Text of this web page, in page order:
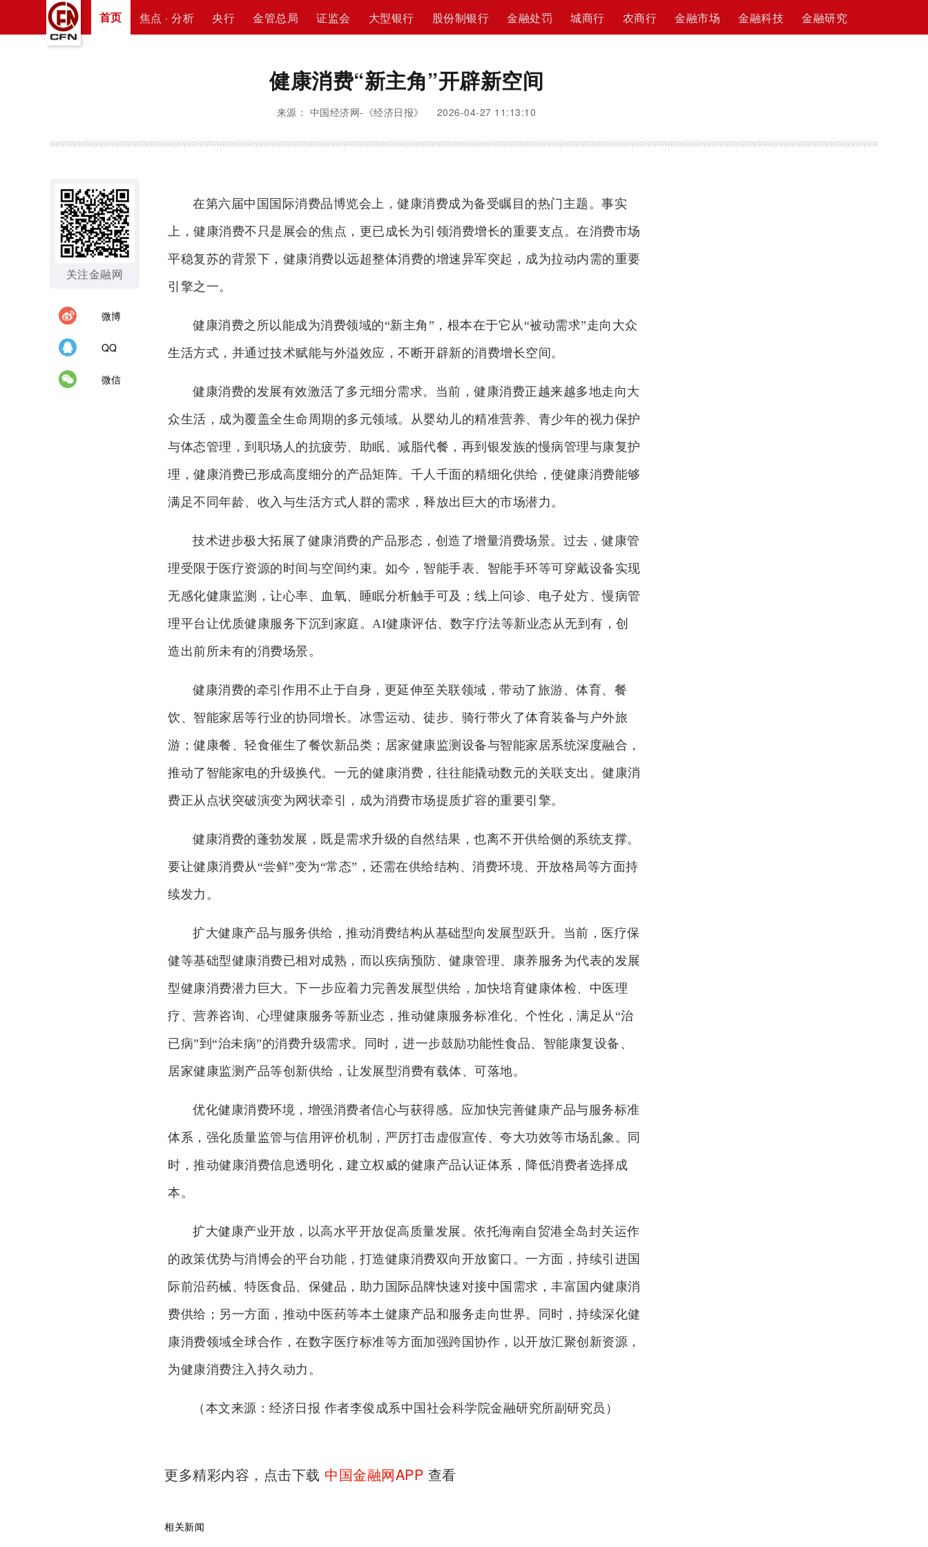
首页 焦点 · 分析 央行 金管总局 证监会 大型银行 股份制银行 金融处罚 城商行 农商行 金融市场 金融科技 金融研究
健康消费“新主角”开辟新空间
来源： 中国经济网-《经济日报》 2026-04-27 11:13:10
关注金融网
微博
QQ
微信
在第六届中国国际消费品博览会上，健康消费成为备受瞩目的热门主题。事实
上，健康消费不只是展会的焦点，更已成长为引领消费增长的重要支点。在消费市场
平稳复苏的背景下，健康消费以远超整体消费的增速异军突起，成为拉动内需的重要
引擎之一。
健康消费之所以能成为消费领域的“新主角”，根本在于它从“被动需求”走向大众
生活方式，并通过技术赋能与外溢效应，不断开辟新的消费增长空间。
健康消费的发展有效激活了多元细分需求。当前，健康消费正越来越多地走向大
众生活，成为覆盖全生命周期的多元领域。从婴幼儿的精准营养、青少年的视力保护
与体态管理，到职场人的抗疲劳、助眠、减脂代餐，再到银发族的慢病管理与康复护
理，健康消费已形成高度细分的产品矩阵。千人千面的精细化供给，使健康消费能够
满足不同年龄、收入与生活方式人群的需求，释放出巨大的市场潜力。
技术进步极大拓展了健康消费的产品形态，创造了增量消费场景。过去，健康管
理受限于医疗资源的时间与空间约束。如今，智能手表、智能手环等可穿戴设备实现
无感化健康监测，让心率、血氧、睡眠分析触手可及；线上问诊、电子处方、慢病管
理平台让优质健康服务下沉到家庭。AI健康评估、数字疗法等新业态从无到有，创
造出前所未有的消费场景。
健康消费的牵引作用不止于自身，更延伸至关联领域，带动了旅游、体育、餐
饮、智能家居等行业的协同增长。冰雪运动、徒步、骑行带火了体育装备与户外旅
游；健康餐、轻食催生了餐饮新品类；居家健康监测设备与智能家居系统深度融合，
推动了智能家电的升级换代。一元的健康消费，往往能撬动数元的关联支出。健康消
费正从点状突破演变为网状牵引，成为消费市场提质扩容的重要引擎。
健康消费的蓬勃发展，既是需求升级的自然结果，也离不开供给侧的系统支撑。
要让健康消费从“尝鲜”变为“常态”，还需在供给结构、消费环境、开放格局等方面持
续发力。
扩大健康产品与服务供给，推动消费结构从基础型向发展型跃升。当前，医疗保
健等基础型健康消费已相对成熟，而以疾病预防、健康管理、康养服务为代表的发展
型健康消费潜力巨大。下一步应着力完善发展型供给，加快培育健康体检、中医理
疗、营养咨询、心理健康服务等新业态，推动健康服务标准化、个性化，满足从“治
已病”到“治未病”的消费升级需求。同时，进一步鼓励功能性食品、智能康复设备、
居家健康监测产品等创新供给，让发展型消费有载体、可落地。
优化健康消费环境，增强消费者信心与获得感。应加快完善健康产品与服务标准
体系，强化质量监管与信用评价机制，严厉打击虚假宣传、夸大功效等市场乱象。同
时，推动健康消费信息透明化，建立权威的健康产品认证体系，降低消费者选择成
本。
扩大健康产业开放，以高水平开放促高质量发展。依托海南自贸港全岛封关运作
的政策优势与消博会的平台功能，打造健康消费双向开放窗口。一方面，持续引进国
际前沿药械、特医食品、保健品，助力国际品牌快速对接中国需求，丰富国内健康消
费供给；另一方面，推动中医药等本土健康产品和服务走向世界。同时，持续深化健
康消费领域全球合作，在数字医疗标准等方面加强跨国协作，以开放汇聚创新资源，
为健康消费注入持久动力。
（本文来源：经济日报 作者李俊成系中国社会科学院金融研究所副研究员）
更多精彩内容，点击下载 中国金融网APP 查看
相关新闻